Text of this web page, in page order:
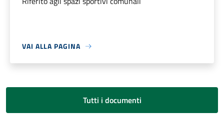
VAI ALLA PAGINA
Tutti i documenti